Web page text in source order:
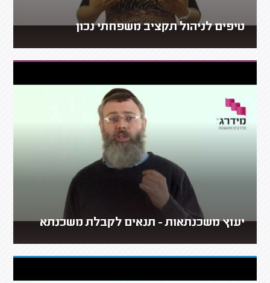
טיפים לניהול תקציב משפחתי נכון
יעוץ משכנתאות - תנאים לקבלת משכנתא